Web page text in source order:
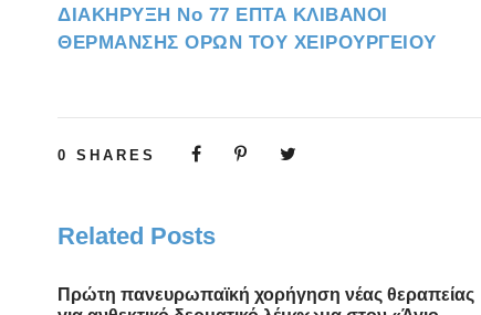
ΔΙΑΚΗΡΥΞΗ Νο 77 ΕΠΤΑ ΚΛΙΒΑΝΟΙ
ΘΕΡΜΑΝΣΗΣ ΟΡΩΝ ΤΟΥ ΧΕΙΡΟΥΡΓΕΙΟΥ
0 SHARES
Related Posts
Πρώτη πανευρωπαϊκή χορήγηση νέας θεραπείας